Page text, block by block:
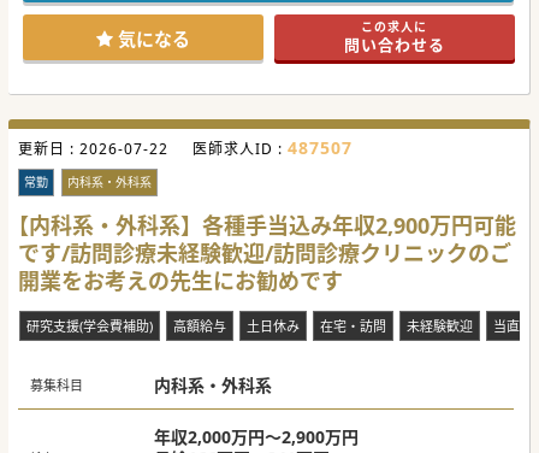
#秋入職可気になる この求人に
問い合わせる
更新日 : 2026-07-22 医師求人ID : 487507
常勤 内科系・外科系
【内科系・外科系】各種手当込み年収2,900万円可能
です/訪問診療未経験歓迎/訪問診療クリニックのご
開業をお考えの先生にお勧めです
研究支援(学会費補助) 高額給与 土日休み 在宅・訪問 未経験歓迎 当直な
募集科目 内科系・外科系
年収2,000万円～2,900万円